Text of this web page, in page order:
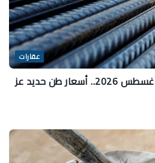
عقارات
سعر الحديد اليوم الأحد 9 أغسطس 2026.. أسعار طن حديد عز